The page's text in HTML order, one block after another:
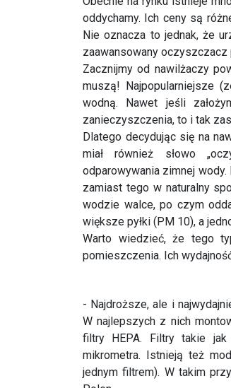
Zacznijmy od nawilżaczy
muszą! Najpopularniejsze
wodną. Nawet jeśli
zanieczyszczenia, to i tak
Dlatego decydując się na
miał również słowo
odparowywania zimnej
zamiast tego w naturalny
wodzie walce, po czym
większe pyłki (PM 10), a
Warto wiedzieć, że tego
pomieszczenia. Ich
- Najdroższe, ale i
W najlepszych z nich
jednym filtrem). W takim
Polen.
Jeśli zdecydujemy się na
konserwacji. Tylko w ten
nawilżacze-oczyszczacze